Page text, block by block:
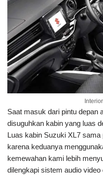
Saat masuk dari pintu depan
disuguhkan kabin yang luas
Luas kabin Suzuki XL7
karena keduanya
kemewahan kami lebih
dilengkapi sistem audio